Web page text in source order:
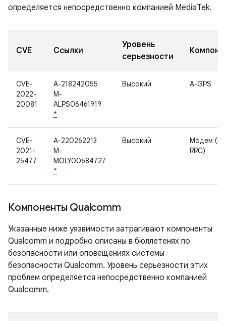
определяется непосредственно компанией MediaTek.
CVE Ссылки
Уровень
серьезности
CVE-
2022-
20081
A-218242055
M-
ALPS06461919
*
Высокий A-GPS
CVE-
2021-
25477
A-220262213
M-
MOLY00684727
*
Высокий
Модем
RRC)
Компоненты Qualcomm
Указанные ниже уязвимости затрагивают компоненты
Qualcomm и подробно описаны в бюллетенях по
безопасности или оповещениях системы
безопасности Qualcomm. Уровень серьезности этих
проблем определяется непосредственно компанией
Qualcomm.